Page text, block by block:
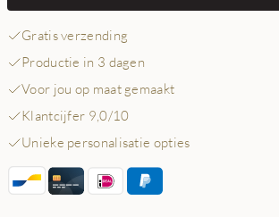
Gratis verzending
Productie in 3 dagen
Voor jou op maat gemaakt
Klantcijfer 9,0/10
Unieke personalisatie opties